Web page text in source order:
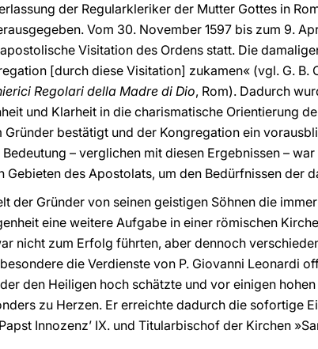
der Regularkleriker der Mutter Gottes in
Vom 30. November 1597 bis zum 9.
Visitation des Ordens statt. Die
[durch diese Visitation] zukamen« (vgl. G. B.
Regolari della Madre di Dio, Rom). Dadurch
und Klarheit in die charismatische Orientierung
Gründer bestätigt und der Kongregation ein
– verglichen mit diesen Ergebnissen –
Gebieten des Apostolats, um den Bedürfnissen der
der Gründer von seinen geistigen Söhnen die
eine weitere Aufgabe in einer römischen
nicht zum Erfolg führten, aber dennoch
die Verdienste von P. Giovanni Leonardi
den Heiligen hoch schätzte und vor einigen
zu Herzen. Er erreichte dadurch die sofortige
Innozenz’ IX. und Titularbischof der Kirchen